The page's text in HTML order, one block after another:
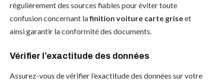
régulièrement des sources fiables pour éviter toute
confusion concernant lafinition voiture carte griseet
ainsi garantir la conformité des documents.
Vérifier l’exactitude des données
Assurez-vous de vérifier l’exactitude des données sur votre